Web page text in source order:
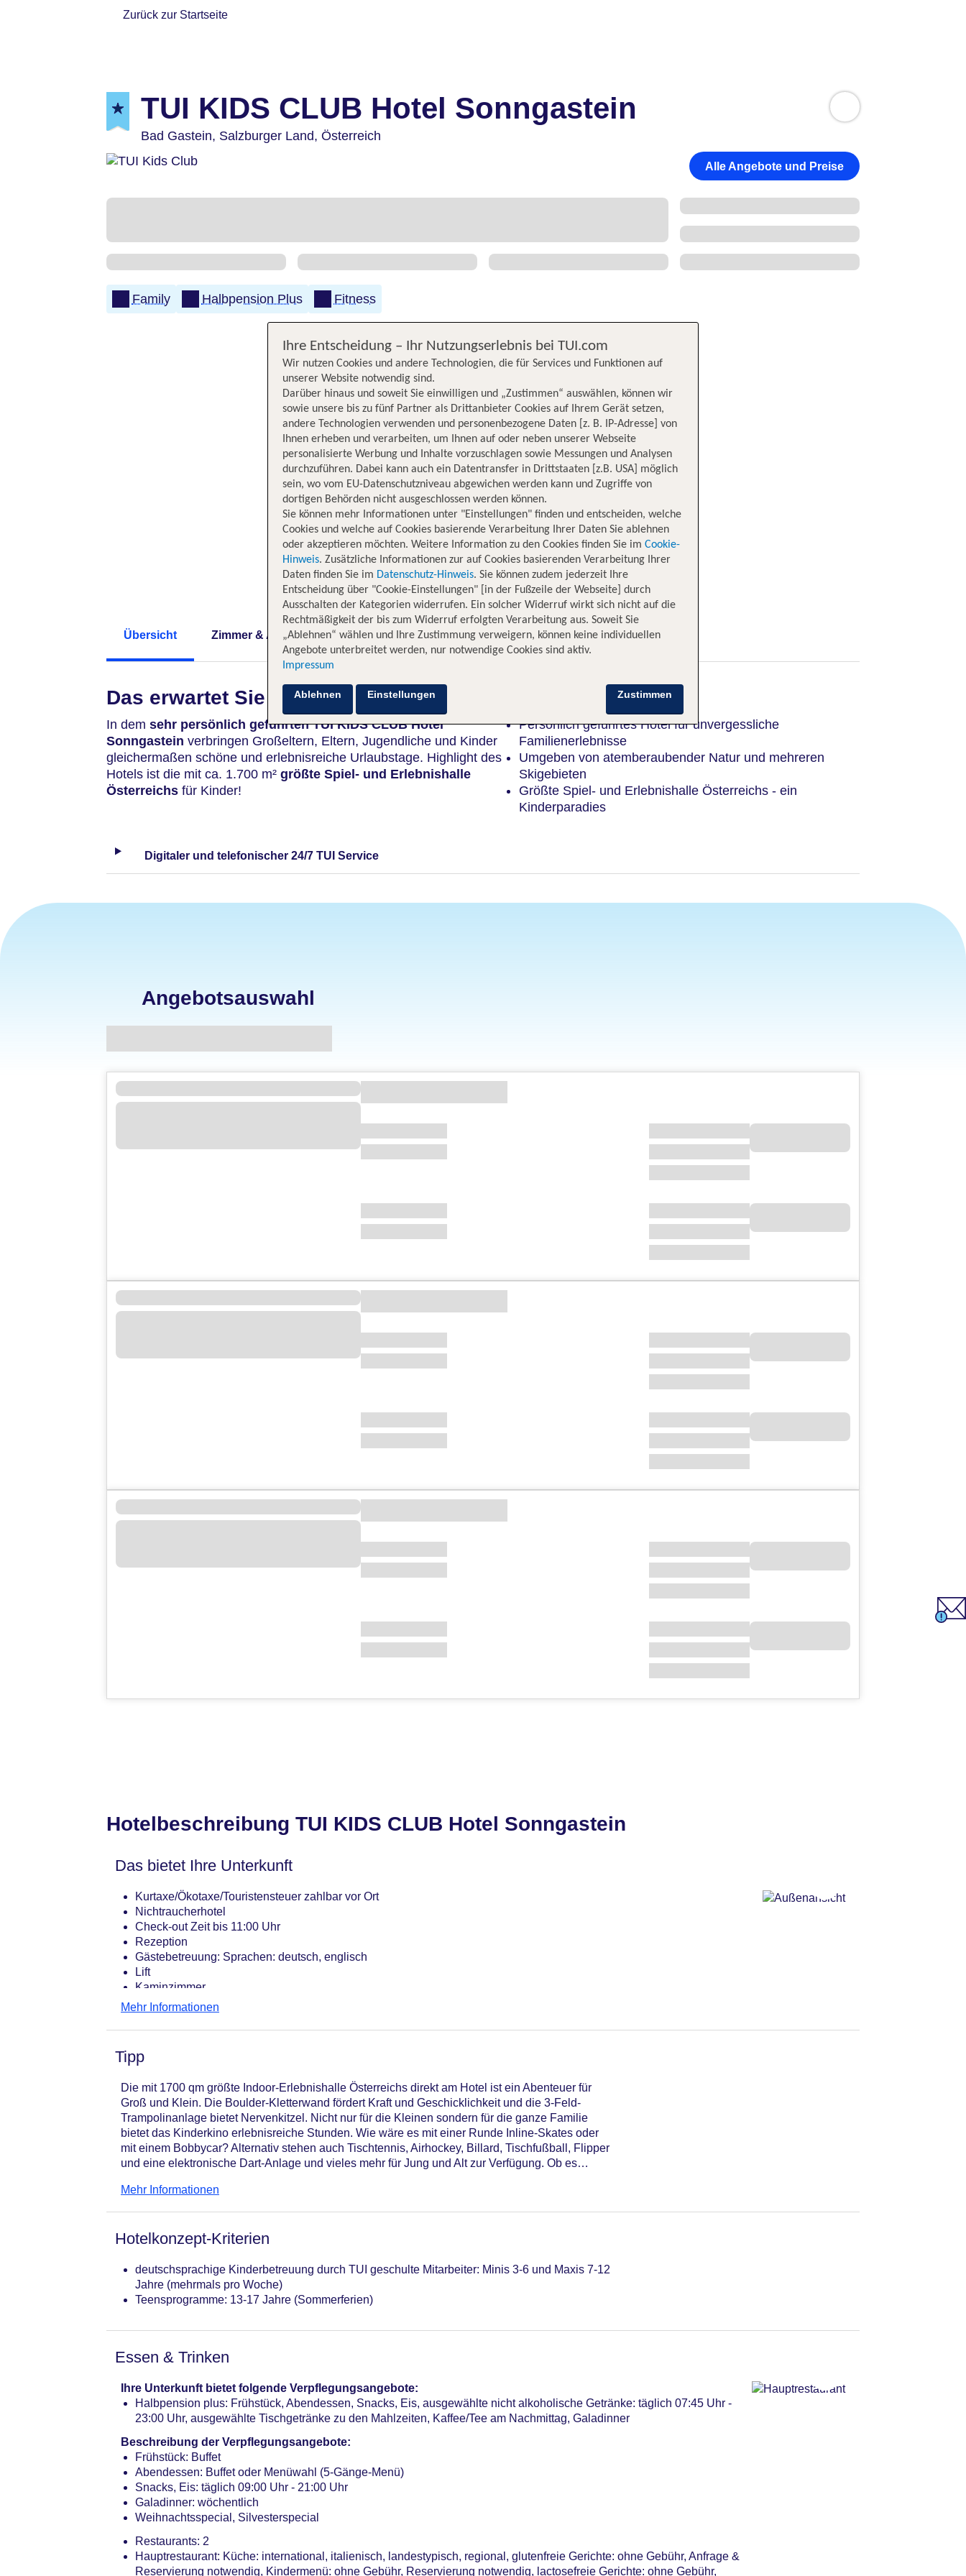
Zurück zur Startseite
TUI KIDS CLUB Hotel Sonngastein
Bad Gastein, Salzburger Land, Österreich
Alle Angebote und Preise
Family Halbpension Plus Fitness
Übersicht Zimmer & Angebote Hotelinformationen Lage Bewertungen
Das erwartet Sie
In dem sehr persönlich geführten TUI KIDS CLUB Hotel
Sonngastein verbringen Großeltern, Eltern, Jugendliche und Kinder
gleichermaßen schöne und erlebnisreiche Urlaubstage. Highlight des
Hotels ist die mit ca. 1.700 m² größte Spiel- und Erlebnishalle
Österreichs für Kinder!
Persönlich geführtes Hotel für unvergessliche
Familienerlebnisse
Umgeben von atemberaubender Natur und mehreren
Skigebieten
Größte Spiel- und Erlebnishalle Österreichs - ein
Kinderparadies
Digitaler und telefonischer 24/7 TUI Service
Angebotsauswahl
Hotelbeschreibung TUI KIDS CLUB Hotel Sonngastein
Das bietet Ihre Unterkunft
Kurtaxe/Ökotaxe/Touristensteuer zahlbar vor Ort
Nichtraucherhotel
Check-out Zeit bis 11:00 Uhr
Rezeption
Gästebetreuung: Sprachen: deutsch, englisch
Lift
Kaminzimmer
Gartenanlage, Sonnenterrasse
Pool „Indoor-Pool“: ohne Gebühr, Indoor, Thermalwasser, beheizbar, mit Außenbecken, Liegen: ohne Gebühr, Liegestühle:
Pool „Plauderpool“: ohne Gebühr, Outdoor, Süßwasser, beheizbar
Liegestühle: ohne Gebühr, Sonnenschirme: ohne Gebühr
Badetücher: ohne Gebühr
Internet: WLAN/WiFi, im gesamten Hotel (Anlage): ohne Gebühr
Gepäckservice
Zahlungsarten: TUI Card / VISA, MasterCard, EC Karte/Maestro
Haustier: Hund erlaubt: Barzahlung, pro Tag ca. 25 EUR, Anfrage & Reservierung notwendig
Parkmöglichkeiten: Parkplatz (nach Verfügbarkeit), unbewacht: ohne Gebühr, Garage: gegen Gebühr
Gebäudeanzahl: 1, Etagen: 3, Zimmer: 42
Landeskategorie: 4 Sterne
Mehr Informationen
Tipp
Die mit 1700 qm größte Indoor-Erlebnishalle Österreichs direkt am Hotel ist ein Abenteuer für
Groß und Klein. Die Boulder-Kletterwand fördert Kraft und Geschicklichkeit und die 3-Feld-
Trampolinanlage bietet Nervenkitzel. Nicht nur für die Kleinen sondern für die ganze Familie
bietet das Kinderkino erlebnisreiche Stunden. Wie wäre es mit einer Runde Inline-Skates oder
mit einem Bobbycar? Alternativ stehen auch Tischtennis, Airhockey, Billard, Tischfußball, Flipper
und eine elektronische Dart-Anlage und vieles mehr für Jung und Alt zur Verfügung. Ob es
Mehr Informationen
Hotelkonzept-Kriterien
deutschsprachige Kinderbetreuung durch TUI geschulte Mitarbeiter: Minis 3-6 und Maxis 7-12
Jahre (mehrmals pro Woche)
Teensprogramme: 13-17 Jahre (Sommerferien)
Essen & Trinken
Ihre Unterkunft bietet folgende Verpflegungsangebote:
Halbpension plus: Frühstück, Abendessen, Snacks, Eis, ausgewählte nicht alkoholische Getränke: täglich 07:45 Uhr -
23:00 Uhr, ausgewählte Tischgetränke zu den Mahlzeiten, Kaffee/Tee am Nachmittag, Galadinner
Beschreibung der Verpflegungsangebote:
Frühstück: Buffet
Abendessen: Buffet oder Menüwahl (5-Gänge-Menü)
Snacks, Eis: täglich 09:00 Uhr - 21:00 Uhr
Galadinner: wöchentlich
Weihnachtsspecial, Silvesterspecial
Restaurants: 2
Hauptrestaurant: Küche: international, italienisch, landestypisch, regional, glutenfreie Gerichte: ohne Gebühr, Anfrage &
Reservierung notwendig, Kindermenü: ohne Gebühr, Reservierung notwendig, lactosefreie Gerichte: ohne Gebühr,
Ihre Entscheidung – Ihr Nutzungserlebnis bei TUI.com
Wir nutzen Cookies und andere Technologien, die für Services und Funktionen auf
unserer Website notwendig sind.
Darüber hinaus und soweit Sie einwilligen und „Zustimmen“ auswählen, können wir
sowie unsere bis zu fünf Partner als Drittanbieter Cookies auf Ihrem Gerät setzen,
andere Technologien verwenden und personenbezogene Daten [z. B. IP-Adresse] von
Ihnen erheben und verarbeiten, um Ihnen auf oder neben unserer Webseite
personalisierte Werbung und Inhalte vorzuschlagen sowie Messungen und Analysen
durchzuführen. Dabei kann auch ein Datentransfer in Drittstaaten [z.B. USA] möglich
sein, wo vom EU-Datenschutzniveau abgewichen werden kann und Zugriffe von
dortigen Behörden nicht ausgeschlossen werden können.
Sie können mehr Informationen unter "Einstellungen" finden und entscheiden, welche
Cookies und welche auf Cookies basierende Verarbeitung Ihrer Daten Sie ablehnen
oder akzeptieren möchten. Weitere Information zu den Cookies finden Sie im Cookie-
Hinweis. Zusätzliche Informationen zur auf Cookies basierenden Verarbeitung Ihrer
Daten finden Sie im Datenschutz-Hinweis. Sie können zudem jederzeit Ihre
Entscheidung über "Cookie-Einstellungen" [in der Fußzeile der Webseite] durch
Ausschalten der Kategorien widerrufen. Ein solcher Widerruf wirkt sich nicht auf die
Rechtmäßigkeit der bis zum Widerruf erfolgten Verarbeitung aus. Soweit Sie
„Ablehnen“ wählen und Ihre Zustimmung verweigern, können keine individuellen
Angebote unterbreitet werden, nur notwendige Cookies sind aktiv.
Impressum
Zustimmen
Ablehnen Einstellungen